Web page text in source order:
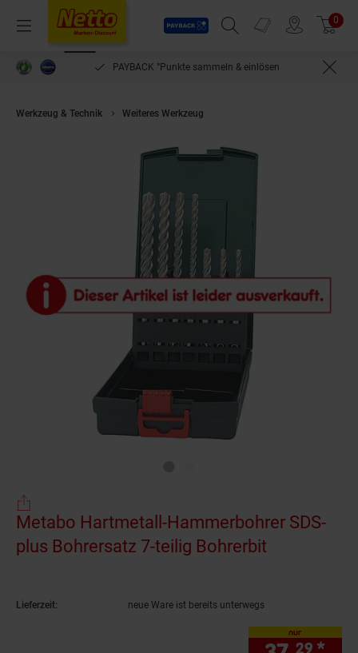
Menü
Payback
Suchfeld einblenden
Prospekte 0
PAYBACK °Punkte sammeln & einlösen
Werkzeug & Technik Weiteres Werkzeug
Metabo Hartmetall-Hammerbohrer SDS-
plus Bohrersatz 7-teilig Bohrerbit
Lieferzeit: neue Ware ist bereits unterwegs
nur
29